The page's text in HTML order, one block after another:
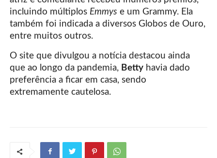
incluindo múltiplos Emmys e um Grammy. Ela
também foi indicada a diversos Globos de Ouro,
entre muitos outros.
O site que divulgou a notícia destacou ainda
que ao longo da pandemia, Betty havia dado
preferência a ficar em casa, sendo
extremamente cautelosa.